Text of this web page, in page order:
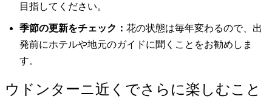
目指してください。
季節の更新をチェック： 花の状態は毎年変わるので、出
発前にホテルや地元のガイドに聞くことをお勧めしま
す。
ウドンターニ近くでさらに楽しむこと